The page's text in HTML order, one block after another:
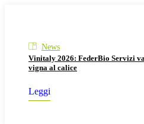
News
Vinitaly 2026: FederBio Servizi
vigna al calice
Leggi